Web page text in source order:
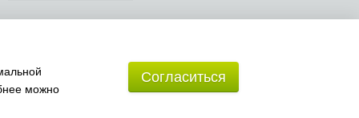
можно
Согласиться